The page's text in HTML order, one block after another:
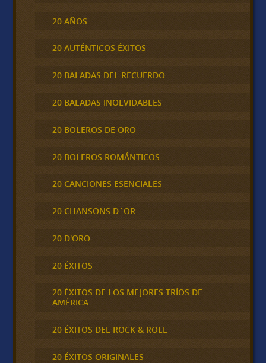
20 AÑOS
20 AUTÉNTICOS ÉXITOS
20 BALADAS DEL RECUERDO
20 BALADAS INOLVIDABLES
20 BOLEROS DE ORO
20 BOLEROS ROMÁNTICOS
20 CANCIONES ESENCIALES
20 CHANSONS D´OR
20 D'ORO
20 ÉXITOS
20 ÉXITOS DE LOS MEJORES TRÍOS DE
AMÉRICA
20 ÉXITOS DEL ROCK & ROLL
20 ÉXITOS ORIGINALES